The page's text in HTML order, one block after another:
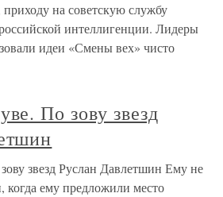
на советскую службу
интеллигенции. Лидеры
идеи «Смены вех» чисто
По зову звезд
звезд Руслан Давлетшин Ему не
когда ему предложили место